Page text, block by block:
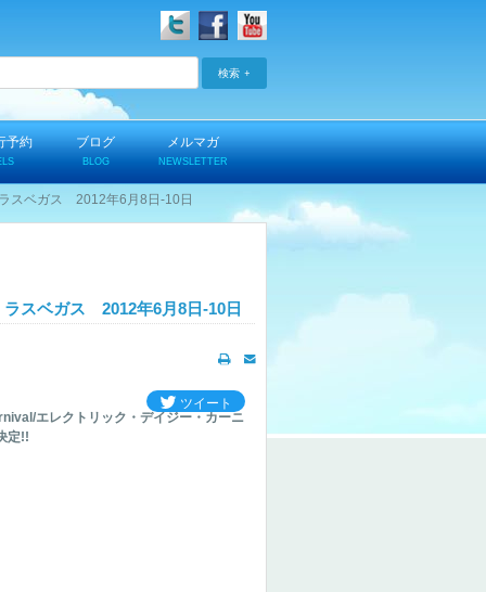
検索
予約 ブログ
BLOG
メルマガ
NEWSLETTER
スベガス 2012年6月8日-10日
スベガス 2012年6月8日-10日
エレクトリック・デイジー・カーニ
定!!
ツイート